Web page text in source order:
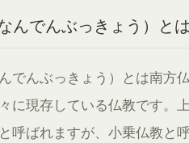
んでんぶっきょう）と
でんぶっきょう）とは南方
に現存している仏教です。
呼ばれますが、小乗仏教と